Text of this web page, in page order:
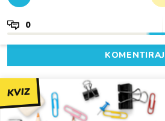
0
KOMENTIRAJ
KVIZ